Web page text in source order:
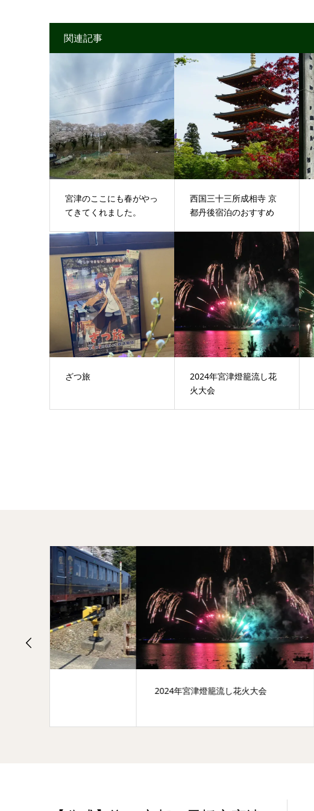
関連記事
宮津のここにも春がやっ
てきてくれました。
西国三十三所成相寺 京
都丹後宿泊のおすすめ
ざつ旅
2024年宮津燈籠流し花
火大会
2024年宮津燈籠流し花火大会 宮津祭り2023